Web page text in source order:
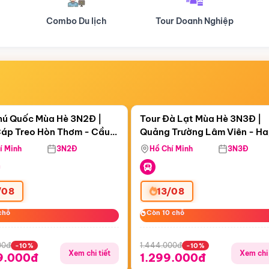
Tour Doanh Nghiệp Du lịch Hành Hương
12:40:24
Treo Hòn Thơm
Quốc Mùa Hè 3N2Đ |
Treo Hòn Thơm - Cầu
Viên Nước Aquatopia
Minh 3N2Đ
-10%
Xem chi tiết
Còn05 ngày 12:40:24
Tour Đà Lạt Mùa Hè 3N3Đ |
Quảng Trường Lâm Viên -
Hill - Puppy Farm
Hồ Chí Minh 3N3Đ
13/08
Còn 10 chỗ
Còn 10 chỗ
1.444.000đ -10%
1.299.000đ Xem